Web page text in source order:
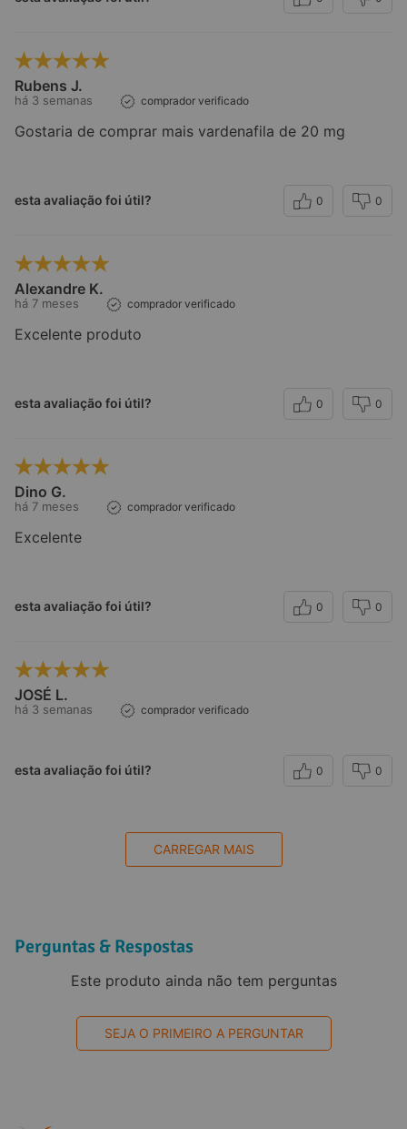
Rubens J.
há 3 semanas comprador verificado
Gostaria de comprar mais vardenafila de 20 mg
esta avaliação foi útil? 0 0
Alexandre K.
há 7 meses comprador verificado
Excelente produto
esta avaliação foi útil? 0 0
Dino G.
há 7 meses comprador verificado
Excelente
esta avaliação foi útil? 0 0
JOSÉ L.
há 3 semanas comprador verificado
esta avaliação foi útil? 0 0
CARREGAR MAIS
Perguntas & Respostas
Este produto ainda não tem perguntas
SEJA O PRIMEIRO A PERGUNTAR